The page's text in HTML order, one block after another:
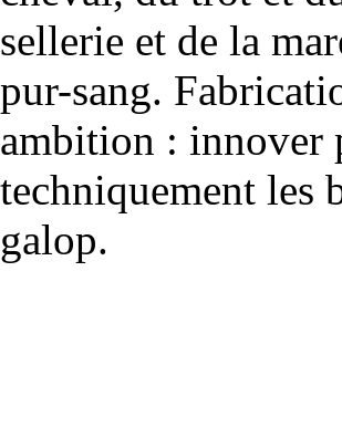
sellerie et de la
pur-sang.
ambition : innover
techniquement les
galop.